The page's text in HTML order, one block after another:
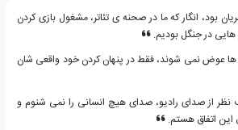
بود، انگار که ما در صحنه ی تئاتر، مشغول بازی کردن
در جنگل بودیم.
ها عوض نمی شوند، فقط در پنهان کردن خود واقعی شان
از صدای رادیو، صدای هیچ انسانی را نمی شنوم و
اتفاق هستم.